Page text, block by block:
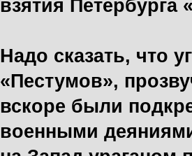
взятия Петербурга
Надо сказать, что
«Пестумов»,
вскоре были
военными